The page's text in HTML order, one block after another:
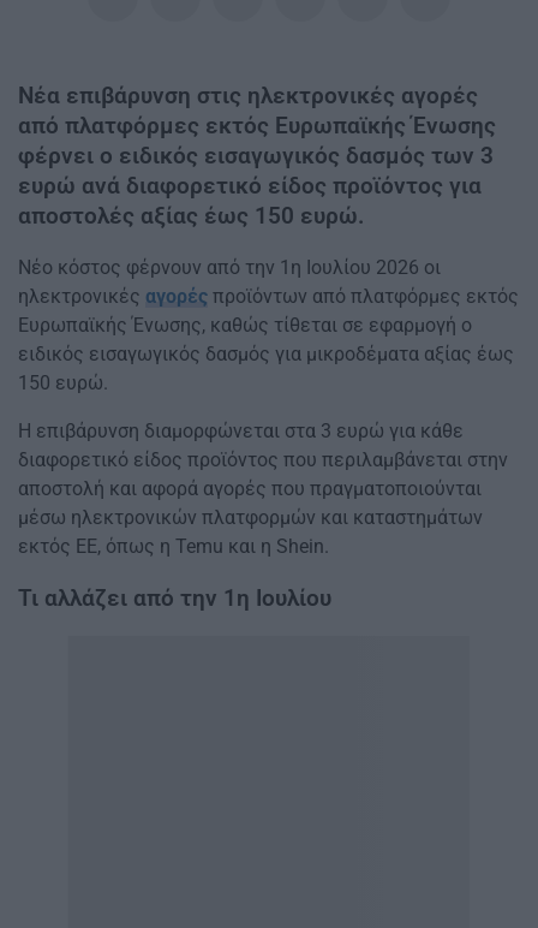
Νέα επιβάρυνση στις ηλεκτρονικές αγορές
από πλατφόρμες εκτός Ευρωπαϊκής Ένωσης
φέρνει ο ειδικός εισαγωγικός δασμός των 3
ευρώ ανά διαφορετικό είδος προϊόντος για
αποστολές αξίας έως 150 ευρώ.
Νέο κόστος φέρνουν από την 1η Ιουλίου 2026 οι
ηλεκτρονικές αγορές προϊόντων από πλατφόρμες εκτός
Ευρωπαϊκής Ένωσης, καθώς τίθεται σε εφαρμογή ο
ειδικός εισαγωγικός δασμός για μικροδέματα αξίας έως
150 ευρώ.
Η επιβάρυνση διαμορφώνεται στα 3 ευρώ για κάθε
διαφορετικό είδος προϊόντος που περιλαμβάνεται στην
αποστολή και αφορά αγορές που πραγματοποιούνται
μέσω ηλεκτρονικών πλατφορμών και καταστημάτων
εκτός ΕΕ, όπως η Temu και η Shein.
Τι αλλάζει από την 1η Ιουλίου